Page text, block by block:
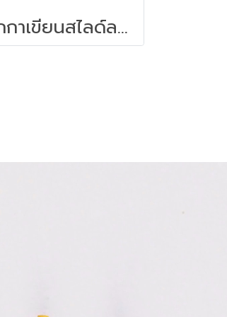
ปากกาเขียนสไลด์ลบไม่ได้ STAEDTLER (F) 319 F-9 สีแดง